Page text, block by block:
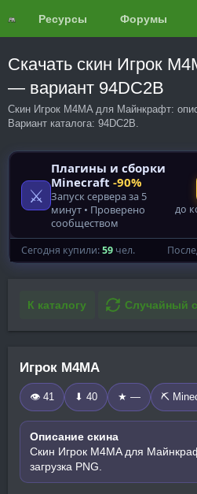
Ресурсы Форумы
Скачать скин Игрок
— вариант 94DC2B
Скин Игрок M4MA для Майнкрафт:
Вариант каталога: 94DC2B.
К каталогу Случайный
Игрок M4MA
👁 41 ⬇ 40 ★ — ⛏️
Описание скина
Скин Игрок M4MA для
загрузка PNG.